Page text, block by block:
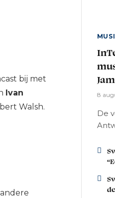
bij met
Ivan
Walsh.
8
De